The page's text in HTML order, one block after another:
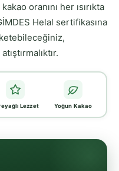
oranını her ısırıkta
Helal sertifikasına
Lezzet Yoğun Kakao